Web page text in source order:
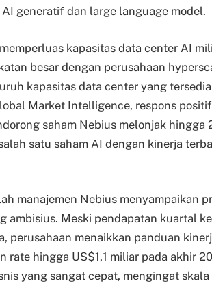
generatif dan large language model.
kapasitas data center AI
besar dengan perusahaan
kapasitas data center yang tersedia
Market Intelligence, respons positif
saham Nebius melonjak hingga
satu saham AI dengan kinerja
manajemen Nebius menyampaikan
ambisius. Meski pendapatan kuartal
perusahaan menaikkan panduan
rate hingga US$1,1 miliar pada akhir
yang sangat cepat, mengingat skala